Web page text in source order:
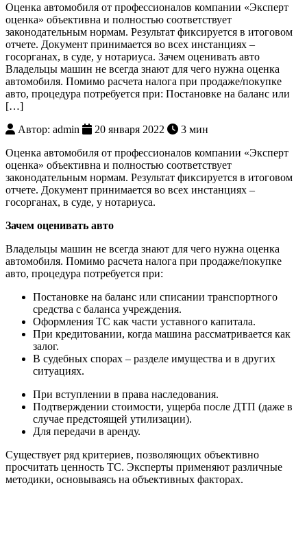
Оценка автомобиля от профессионалов компании «Эксперт
оценка» объективна и полностью соответствует
законодательным нормам. Результат фиксируется в итоговом
отчете. Документ принимается во всех инстанциях –
госорганах, в суде, у нотариуса. Зачем оценивать авто
Владельцы машин не всегда знают для чего нужна оценка
автомобиля. Помимо расчета налога при продаже/покупке
авто, процедура потребуется при: Постановке на баланс или
[…]
Автор: admin
20 января 2022
3 мин
Оценка автомобиля от профессионалов компании «Эксперт
оценка» объективна и полностью соответствует
законодательным нормам. Результат фиксируется в итоговом
отчете. Документ принимается во всех инстанциях –
госорганах, в суде, у нотариуса.
Зачем оценивать авто
Владельцы машин не всегда знают для чего нужна оценка
автомобиля. Помимо расчета налога при продаже/покупке
авто, процедура потребуется при:
Постановке на баланс или списании транспортного
средства с баланса учреждения.
Оформления ТС как части уставного капитала.
При кредитовании, когда машина рассматривается как
залог.
В судебных спорах – разделе имущества и в других
ситуациях.
При вступлении в права наследования.
Подтверждении стоимости, ущерба после ДТП (даже в
случае предстоящей утилизации).
Для передачи в аренду.
Существует ряд критериев, позволяющих объективно
просчитать ценность ТС. Эксперты применяют различные
методики, основываясь на объективных факторах.